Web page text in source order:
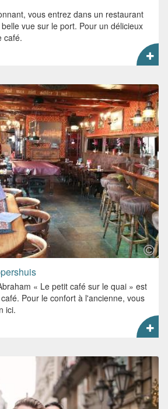
vous entrez dans un restaurant
vue sur le port. Pour un délicieux
café.
« Le petit café sur le quai » est
Pour le confort à l'ancienne, vous
ici.